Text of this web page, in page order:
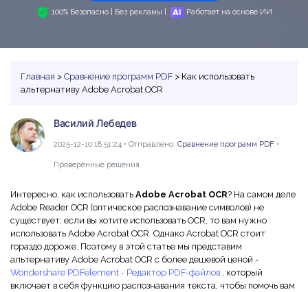
Word в PDF
Больше Онлайн-Инструментов
PDFelement облако
PDFelement Pro DC
Индивидуальные
Сжать PDF
Обрезать PDF
PDF форма
Подписать PDF
Подпись на основе сертификата
Пакетная обработка PDF
Объяснение PDF с ИИ
Все ИИ-Функции
PDFelement Cloud
Центр шаблонов
Видеоуроки
Поддержка
AI Бот - Lumi
Технические требования
Обратитесь в службу поддержки
Что нового
Программы для работы с PDF
Статьи для Mac
Инструктивные статьи
Советы по работе с PDF на Mac
Выбор правильной программы для Mac
Онлайн-инструмент и приложения PDF
Онлайн-инструмент PDF
Советы для мобильных
Команда и Бизнес
Скачать бесплатно Купить
Поиск
100% Безопасно | Без рекламы | Работает на основе ИИ
Главная > Сравнение программ PDF > Как использовать
альтернативу Adobe Acrobat OCR
Василий Лебедев
2025-12-10 18:51:24 • Отправлено: Сравнение программ PDF•
Проверенные решения
Интересно, как использовать Adobe Acrobat OCR? На самом деле
Adobe Reader OCR (оптическое распознавание символов) не
существует, если вы хотите использовать OCR, то вам нужно
использовать Adobe Acrobat OCR. Однако Acrobat OCR стоит
гораздо дороже. Поэтому в этой статье мы представим
альтернативу Adobe Acrobat OCR с более дешевой ценой -
Wondershare PDFelement - Редактор PDF-файлов , который
включает в себя функцию распознавания текста, чтобы помочь вам